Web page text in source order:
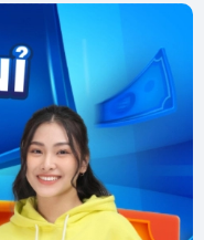
ngũ chuyên gia giàu
trợ khách hàng lựa
cầu.
thuật, giao hàng nhanh
đáo.
Khí Shell Corena
điểm vượt trội, nhưng